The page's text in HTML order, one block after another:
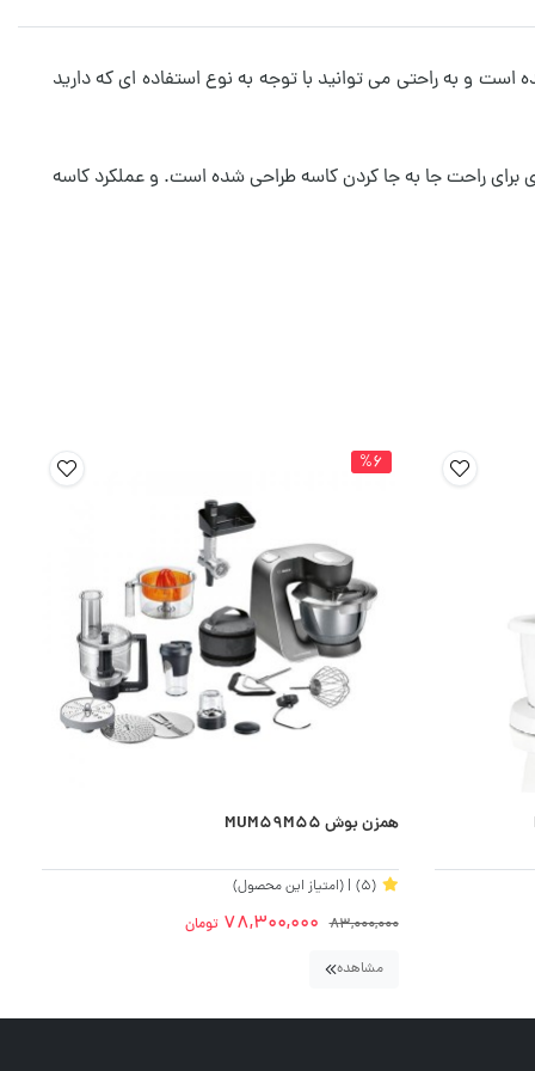
های مختلف طراحی شده است و به راحتی می توانید با توجه به نوع استفاده ای که دارید
۱۸/۱۰ استفاده شده است و همچنین یک دسته فلزی برای راحت جا به جا کردن کاسه طراحی شده است. و عملکرد کاسه
%6
همزن بوش MUM59M55
(5)
| (امتیاز این محصول)
83,000,000
78,300,000 تومان
مشاهده